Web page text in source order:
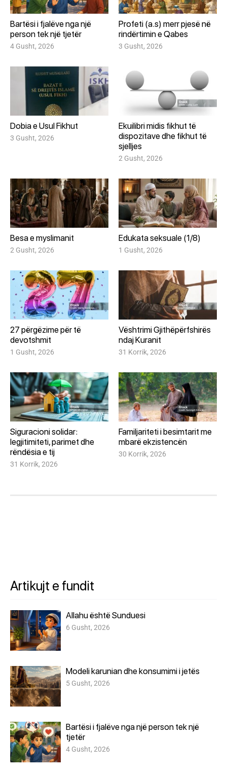
Bartësi i fjalëve nga një
person tek një tjetër
4 Gusht, 2026
Profeti (a.s) merr pjesë në
rindërtimin e Qabes
3 Gusht, 2026
Dobia e Usul Fikhut
3 Gusht, 2026
Ekuilibri midis fikhut të
dispozitave dhe fikhut të
sjelljes
2 Gusht, 2026
Besa e myslimanit
2 Gusht, 2026
Edukata seksuale (1/8)
1 Gusht, 2026
27 përgëzime për të
devotshmit
1 Gusht, 2026
Vështrimi Gjithëpërfshirës
ndaj Kuranit
31 Korrik, 2026
Siguracioni solidar:
legjitimiteti, parimet dhe
rëndësia e tij
31 Korrik, 2026
Familjariteti i besimtarit me
mbarë ekzistencën
30 Korrik, 2026
Artikujt e fundit
Allahu është Sunduesi
6 Gusht, 2026
Modeli karunian dhe konsumimi i jetës
5 Gusht, 2026
Bartësi i fjalëve nga një person tek një
tjetër
4 Gusht, 2026